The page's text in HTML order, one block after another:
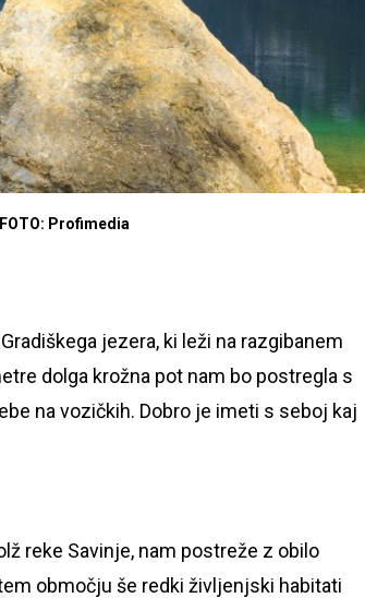
FOTO: Profimedia
jezera, ki leži na razgibanem
dolga krožna pot nam bo postregla s
na vozičkih. Dobro je imeti s seboj kaj
reke Savinje, nam postreže z obilo
območju še redki življenjski habitati